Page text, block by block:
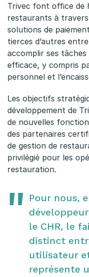
Trivec font office de
restaurants à travers
solutions de
tierces d’autres
accomplir ses
efficace, y compris
personnel et
Les objectifs
développement de
de nouvelles
des partenaires
de gestion de
privilégié pour les
restauration.
Pour nous,
le CHR, le
distinct
utilisateur
représente